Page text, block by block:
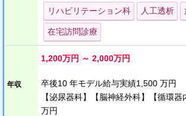
おります。
お車の場合は、姫路ジャンクションから5分程
可能で、神戸方面・岡山方面からの通勤も比較
位置します。
リハビリテーション科 人工透析
在宅訪問診療
年収
1,200万円 ～ 2,000万円
卒後10 年モデル給与実績1,500 万円
【泌尿器科】【脳神経外科】【循環
万円